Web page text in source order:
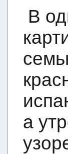
В
а